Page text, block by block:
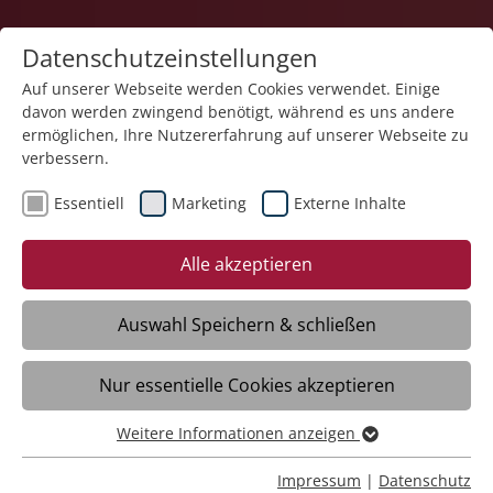
20.01.2025
Liebenau Österreich
erweitert Geschäftsführung
Liebenau/Vorarlberg - In der
Geschäftsführung der Liebenau
Österreich gibt es eine Veränderung: Mit
1. Jänner 2025 ist Raphael Girardi in die
Geschäftsführung eingetreten. Er wird
Datenschutzeinstellungen
Auf unserer Webseite werden Cookies verwendet. Einige
davon werden zwingend benötigt, während es uns andere
ermöglichen, Ihre Nutzererfahrung auf unserer Webseite zu
verbessern.
Essentiell Marketing Externe Inhalte
Alle akzeptieren
Auswahl Speichern & schließen
Nur essentielle Cookies akzeptieren
Essentiell
Essentielle Cookies werden für grundlegende Funktionen
Weitere Informationen anzeigen
Impressum | Datenschutz